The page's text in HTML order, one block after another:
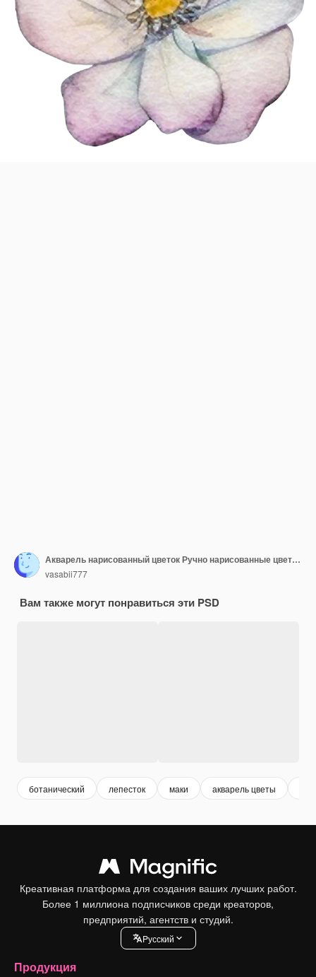
Акварель нарисованный цветок Ручно нарисованные цветочные элементы дизайна изолированы на белом фоне
vasabii777
Вам также могут понравиться эти PSD
ботанический лепесток маки акварель цветы
Креативная платформа для создания ваших лучших работ.
Более 1 миллиона подписчиков среди креаторов,
предприятий, агентств и студий.
Pусский
Продукция